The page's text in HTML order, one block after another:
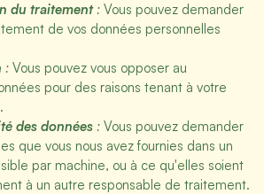
du traitement: Vous pouvez demander
de vos données personnelles
: Vous pouvez vous opposer au
pour des raisons tenant à votre
des données : Vous pouvez demander
que vous nous avez fournies dans un
par machine, ou à ce qu'elles soient
à un autre responsable de traitement.